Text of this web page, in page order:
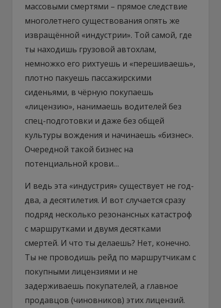
массовыми смертями – прямое следствие
многолетнего существования опять же
извращённой «индустрии». Той самой, где
ты находишь грузовой автохлам,
немножко его рихтуешь и «перешиваешь»,
плотно пакуешь пассажирскими
сиденьями, в чёрную покупаешь
«лицензию», нанимаешь водителей без
спец-подготовки и даже без общей
культуры вождения и начинаешь «бизнес».
Очередной такой бизнес на
потенциальной крови…
И ведь эта «индустрия» существует не год-
два, а десятилетия. И вот случается сразу
подряд несколько резонансных катастроф
с маршрутками и двумя десятками
смертей. И что ты делаешь? Нет, конечно.
Ты не проводишь рейд по маршрутчикам с
покупными лицензиями и не
задерживаешь покупателей, а главное
продавцов (чиновников) этих лицензий.